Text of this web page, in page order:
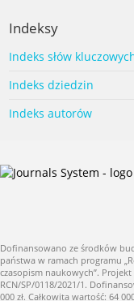
Indeksy
Indeks słów
Indeks dziedzin
Indeks autorów
Dofinansowano ze środków
państwa w ramach programu
czasopism naukowych”. Projekt
RCN/SP/0118/2021/1.
000 zł. Całkowita wartość: 64